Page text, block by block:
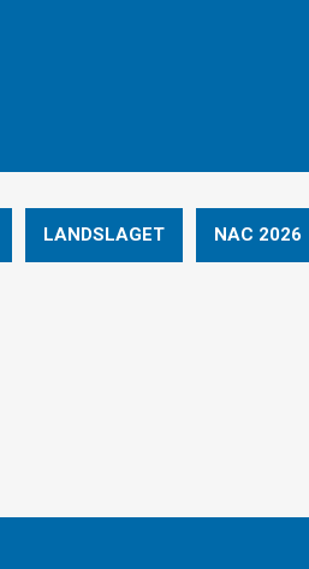
LANDSLAGET NAC 2026